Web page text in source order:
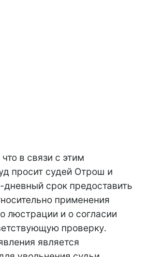
в связи с этим
просит судей Отрош и
дневный срок предоставить
применения
люстрации и о согласии
проверку.
является